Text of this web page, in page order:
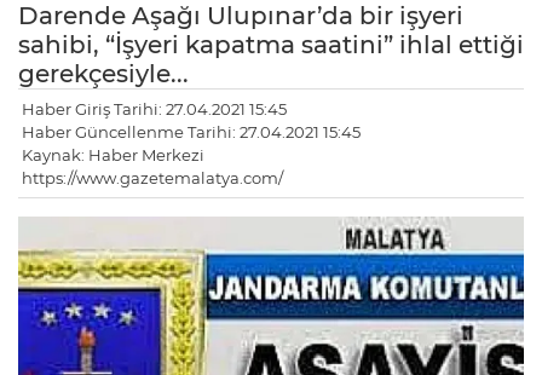
Darende Aşağı Ulupınar’da bir işyeri
sahibi, “İşyeri kapatma saatini” ihlal ettiği
gerekçesiyle...
Haber Giriş Tarihi: 27.04.2021 15:45
Haber Güncellenme Tarihi: 27.04.2021 15:45
Kaynak: Haber Merkezi
https://www.gazetemalatya.com/